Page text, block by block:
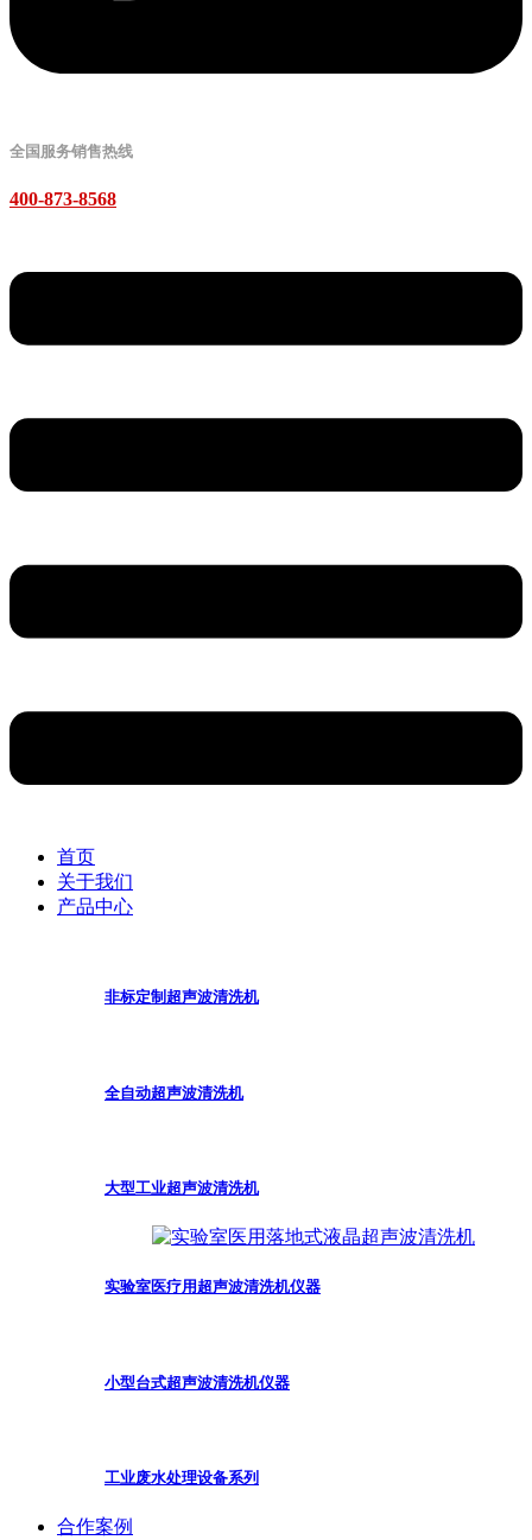
全国服务销售热线
400-873-8568
首页
关于我们
产品中心
非标定制超声波清洗机
全自动超声波清洗机
大型工业超声波清洗机
实验室医疗用超声波清洗机仪器
小型台式超声波清洗机仪器
工业废水处理设备系列
合作案例